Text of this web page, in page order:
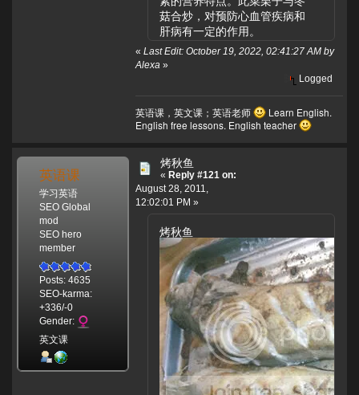
菇合炒，对预防心血管疾病和
肝病有一定的作用。
« Last Edit: October 19, 2022, 02:41:27 AM by
Alexa »
Logged
英语课，英文课；英语老师
Learn English.
English free lessons. English teacher
英语课
学习英语
SEO Global
mod
SEO hero
member
Posts: 4635
SEO-karma:
+336/-0
Gender:
英文课
烤秋鱼
« Reply #121 on:
August 28, 2011,
12:02:01 PM »
烤秋鱼